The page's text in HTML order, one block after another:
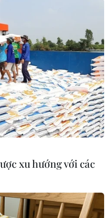
trên cao. (Ảnh: Ngô Trần Hải
xu hướng với các